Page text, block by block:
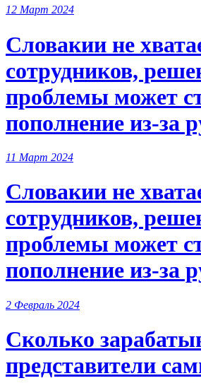
12 Март 2024
Словакии не
сотрудников,
проблемы может
пополнение из-за
11 Март 2024
Словакии не
сотрудников,
проблемы может
пополнение из-за
2 Февраль 2024
Сколько
представители